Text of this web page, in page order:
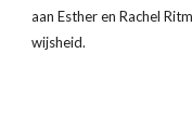
aan Esther en Rachel
wijsheid.